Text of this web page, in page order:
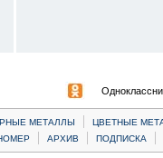
МЕТАЛЛЫ |
ЦВЕТНЫЕ
| АРХИВ | ПОДПИСКА |